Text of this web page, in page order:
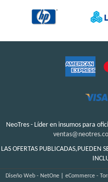
NeoTres - Líder en insumos para
LAS OFERTAS PUBLICADAS,PUEDEN
Diseño Web - NetOne| eCommerce -